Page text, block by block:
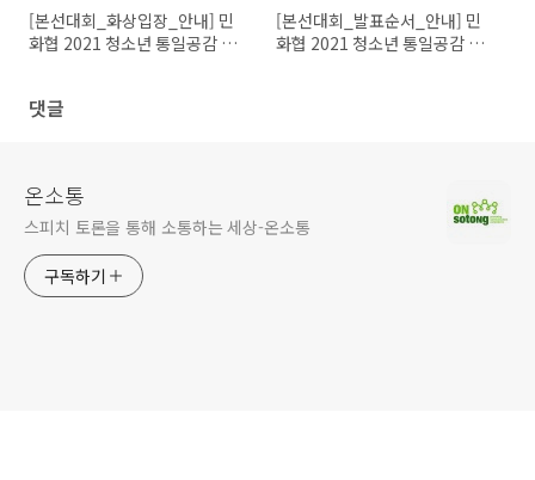
[본선대회_화상입장_안내] 민
화협 2021 청소년 통일공감 탐
[본선대회_발표순서_안내] 민
화협 2021 청소년 통일공감 탐
댓글
온소통
스피치 토론을 통해 소통하는 세상-온소통
구독하기